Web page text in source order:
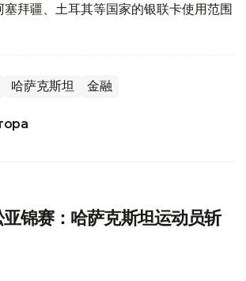
拜疆、土耳其等国家的银联卡使用范围
哈萨克斯坦 金融
锦赛：哈萨克斯坦运动员斩